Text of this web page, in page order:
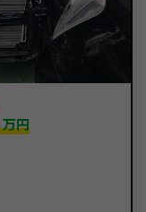
万円